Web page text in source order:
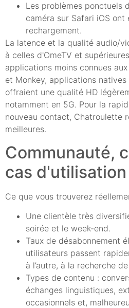
Les problèmes ponctuels
caméra sur Safari iOS ont
rechargement.
La latence et la qualité audio/
à celles d'OmeTV et
applications moins connues
et Monkey, applications
offraient une qualité HD
notamment en 5G. Pour la
nouveau contact, Chatroulette
meilleures.
Communauté,
cas
Ce que vous trouverez
Une clientèle très
soirée et le week-end.
Taux de désabonnement
utilisateurs passent
à l’autre, à la recherche
Types de contenu :
échanges linguistiques,
occasionnels et,